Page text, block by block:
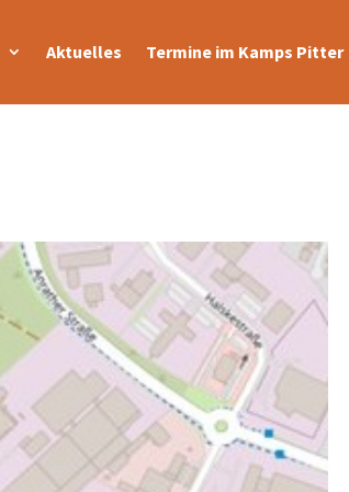
Aktuelles Termine im Kamps Pitter